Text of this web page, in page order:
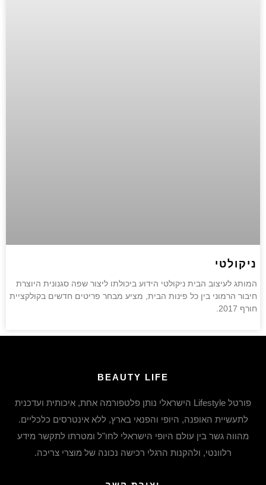
ניקולטי
המותג לעיצוב הבית ניקולטי הידוע ביכולתו ליצור שפה סגנונית היוצרת
חיבור הרמוני בין כל פינות הבית, מציע מבחר פריטים חדשים בקולקציית
חורף 2017.
BEAUTY LIFE
פורטל Lifestyle הישראלי נותן פלטפורמה אחת, איכותית ועדכנית
לתעשיית האופנה, היופי והפנאי בארץ, ללא אינטרסים כלכליים.
מהווה גשר בין עולם היופי הישראלי לחו"ל ומטרתו לתקשר מידע
רלוונטי, ולהקנות הרגלי רכישה נכונה של מוצרי צריכה.